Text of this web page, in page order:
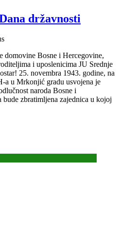
državnosti
domovine Bosne i Hercegovine,
i uposlenicima JU Srednje
25. novembra 1943. godine, na
u Mrkonjić gradu usvojena je
naroda Bosne i
zbratimljena zajednica u kojoj